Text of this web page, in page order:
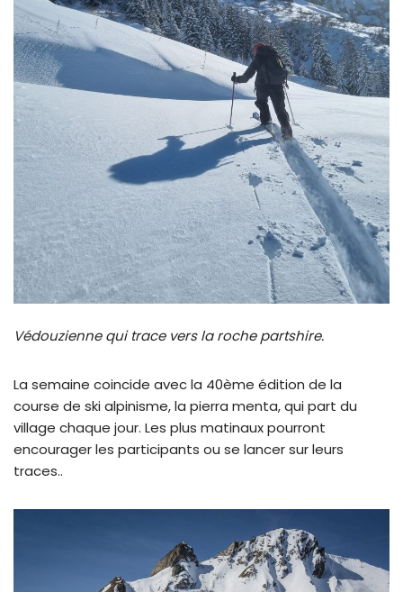
Védouzienne qui trace vers la roche partshire.
La semaine coincide avec la 40ème édition de la
course de ski alpinisme, la pierra menta, qui part du
village chaque jour. Les plus matinaux pourront
encourager les participants ou se lancer sur leurs
traces..